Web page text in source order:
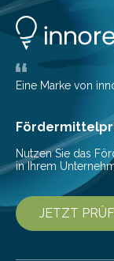
feierlichen
HAL2025
Deutschlands
Mit einer
Cyberagentur
Eine Marke von
Nutzen Sie das
in Ihrem
JETZT